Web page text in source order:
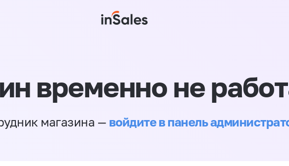
временно не
магазина — войдите в панель